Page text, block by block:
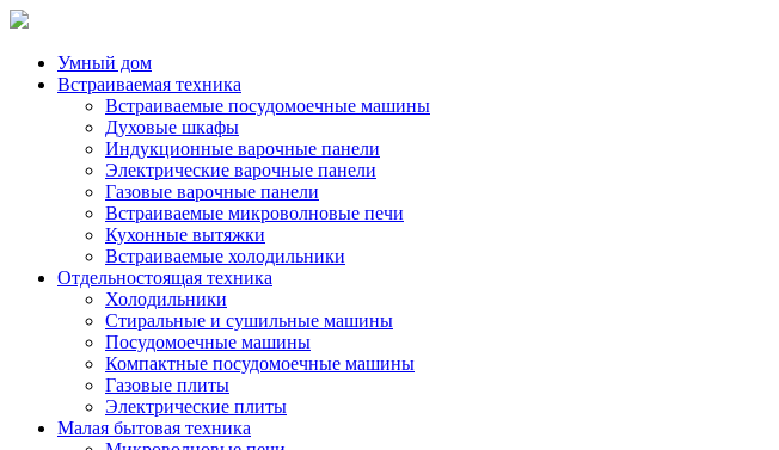
Умный дом
Встраиваемая техника
Встраиваемые посудомоечные машины
Духовые шкафы
Индукционные варочные панели
Электрические варочные панели
Газовые варочные панели
Встраиваемые микроволновые печи
Кухонные вытяжки
Встраиваемые холодильники
Отдельностоящая техника
Холодильники
Стиральные и сушильные машины
Посудомоечные машины
Компактные посудомоечные машины
Газовые плиты
Электрические плиты
Малая бытовая техника